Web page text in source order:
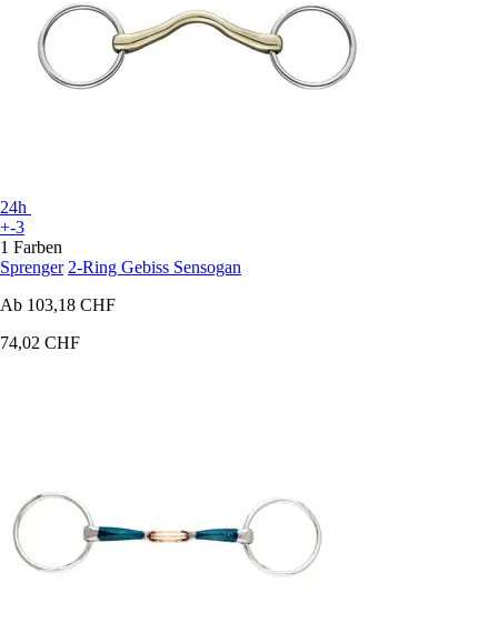
24h
+-3
1 Farben
Sprenger 2-Ring Gebiss Sensogan
Ab 103,18 CHF
74,02 CHF